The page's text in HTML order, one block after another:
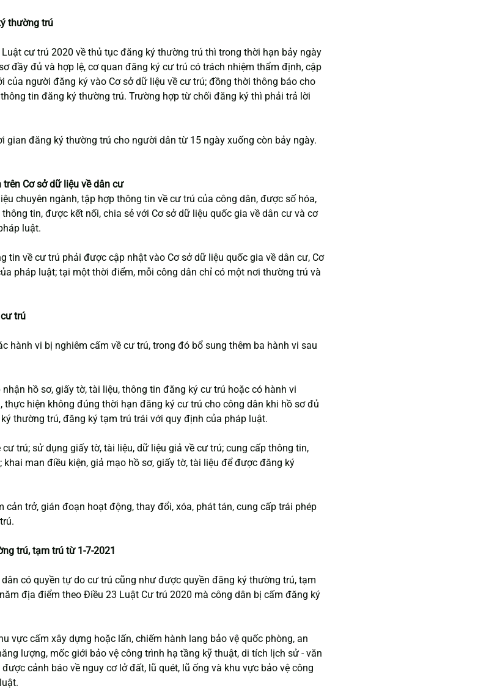
thường trú
cư trú 2020 về thủ tục đăng ký thường trú thì trong thời hạn bảy ngày
đầy đủ và hợp lệ, cơ quan đăng ký cư trú có trách nhiệm thẩm định, cập
của người đăng ký vào Cơ sở dữ liệu về cư trú; đồng thời thông báo cho
tin đăng ký thường trú. Trường hợp từ chối đăng ký thì phải trả lời
gian đăng ký thường trú cho người dân từ 15 ngày xuống còn bảy ngày.
Cơ sở dữ liệu về dân cư
chuyên ngành, tập hợp thông tin về cư trú của công dân, được số hóa,
tin, được kết nối, chia sẻ với Cơ sở dữ liệu quốc gia về dân cư và cơ
luật.
tin về cư trú phải được cập nhật vào Cơ sở dữ liệu quốc gia về dân cư, Cơ
pháp luật; tại một thời điểm, mỗi công dân chỉ có một nơi thường trú và
trú
hành vi bị nghiêm cấm về cư trú, trong đó bổ sung thêm ba hành vi sau
hồ sơ, giấy tờ, tài liệu, thông tin đăng ký cư trú hoặc có hành vi
thực hiện không đúng thời hạn đăng ký cư trú cho công dân khi hồ sơ đủ
thường trú, đăng ký tạm trú trái với quy định của pháp luật.
trú; sử dụng giấy tờ, tài liệu, dữ liệu giả về cư trú; cung cấp thông tin,
man điều kiện, giả mạo hồ sơ, giấy tờ, tài liệu để được đăng ký
cản trở, gián đoạn hoạt động, thay đổi, xóa, phát tán, cung cấp trái phép
trú, tạm trú từ 1-7-2021
có quyền tự do cư trú cũng như được quyền đăng ký thường trú, tạm
địa điểm theo Điều 23 Luật Cư trú 2020 mà công dân bị cấm đăng ký
vực cấm xây dựng hoặc lấn, chiếm hành lang bảo vệ quốc phòng, an
lượng, mốc giới bảo vệ công trình hạ tầng kỹ thuật, di tích lịch sử - văn
cảnh báo về nguy cơ lở đất, lũ quét, lũ ống và khu vực bảo vệ công